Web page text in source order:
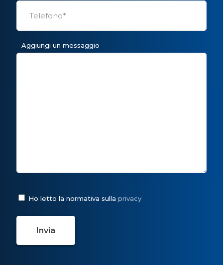
Aggiungi un messaggio
Ho letto la normativa sulla privacy